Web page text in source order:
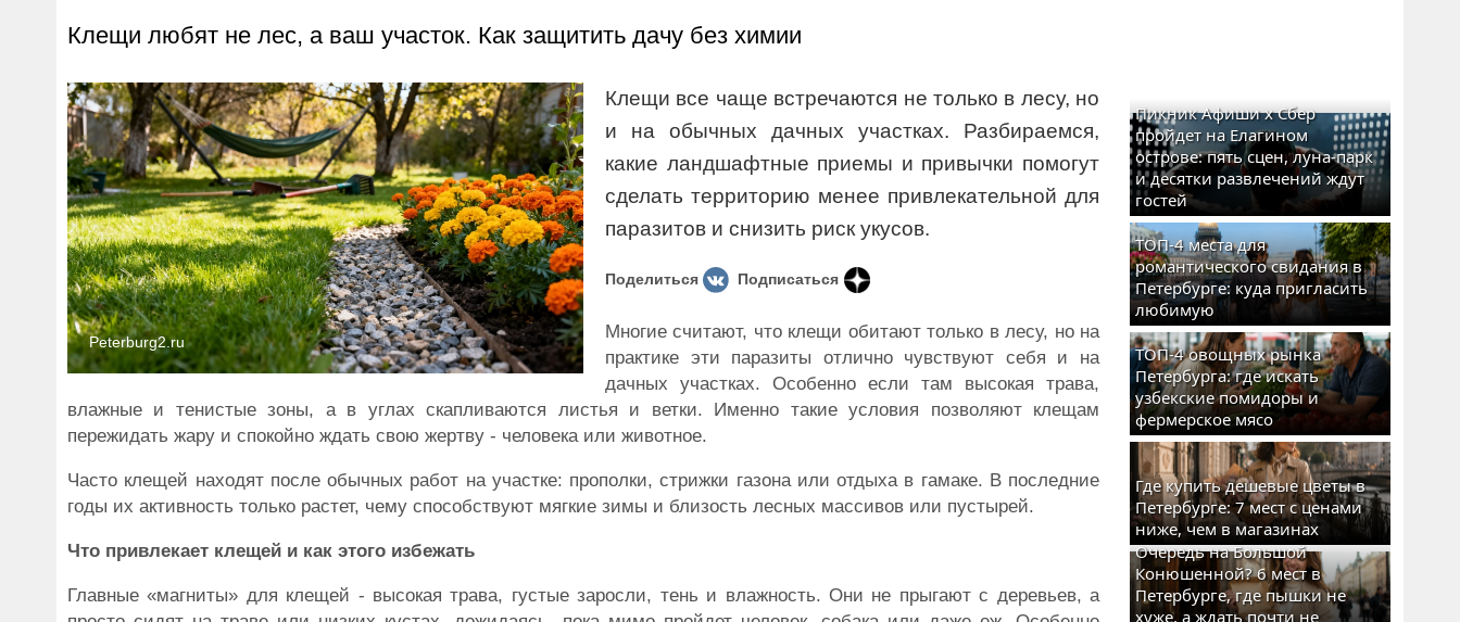
Клещи любят не лес, а ваш участок. Как защитить дачу без химии
Peterburg2.ru
Клещи все чаще встречаются не только в лесу, но
и на обычных дачных участках. Разбираемся,
какие ландшафтные приемы и привычки помогут
сделать территорию менее привлекательной для
паразитов и снизить риск укусов.
Поделиться Подписаться
Многие считают, что клещи обитают только в лесу, но на
практике эти паразиты отлично чувствуют себя и на
дачных участках. Особенно если там высокая трава,
влажные и тенистые зоны, а в углах скапливаются листья и ветки. Именно такие условия позволяют клещам
пережидать жару и спокойно ждать свою жертву - человека или животное.
Часто клещей находят после обычных работ на участке: прополки, стрижки газона или отдыха в гамаке. В последние
годы их активность только растет, чему способствуют мягкие зимы и близость лесных массивов или пустырей.
Что привлекает клещей и как этого избежать
Главные «магниты» для клещей - высокая трава, густые заросли, тень и влажность. Они не прыгают с деревьев, а
Пикник Афиши x Сбер
пройдет на Елагином
острове: пять сцен, луна-парк
и десятки развлечений ждут
гостей
ТОП-4 места для
романтического свидания в
Петербурге: куда пригласить
любимую
ТОП-4 овощных рынка
Петербурга: где искать
узбекские помидоры и
фермерское мясо
Где купить дешевые цветы в
Петербурге: 7 мест с ценами
ниже, чем в магазинах
Очередь на Большой
Конюшенной? 6 мест в
Петербурге, где пышки не
хуже, а ждать почти не